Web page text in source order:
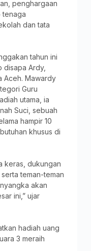
penghargaan
tenaga
dan tata
tahun ini
disapa Ardy,
Aceh. Mawardy
Guru
utama, ia
Suci, sebuah
hampir 10
khusus di
keras, dukungan
teman-teman
akan
ini,” ujar
hadiah uang
3 meraih